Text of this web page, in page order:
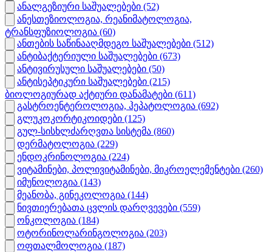
ანალგეზიური საშუალებები (52)
ანესთეზიოლოგია, რეანიმატოლოგია,
ტრანსფუზიოლოგია (60)
ანთების საწინააღმდეგო საშუალებები (512)
ანტიბაქტერიული საშუალებები (673)
ანტივირუსული საშუალებები (50)
ანტისეპტიკური საშუალებები (215)
ბიოლოგიურად აქტიური დანამატები (611)
გასტროენტეროლოგია, ჰეპატოლოგია (692)
გლუკოკორტიკოიდები (125)
გულ-სისხლძარღვთა სისტემა (860)
დერმატოლოგია (229)
ენდოკრინოლოგია (224)
ვიტამინები, პოლივიტამინები, მიკროელემენტები (260)
იმუნოლოგია (143)
მეანობა, გინეკოლოგია (144)
ნივთიერებათა ცვლის დარღვევები (559)
ონკოლოგია (184)
ოტორინოლარინგოლოგია (203)
ოფთალმოლოგია (187)